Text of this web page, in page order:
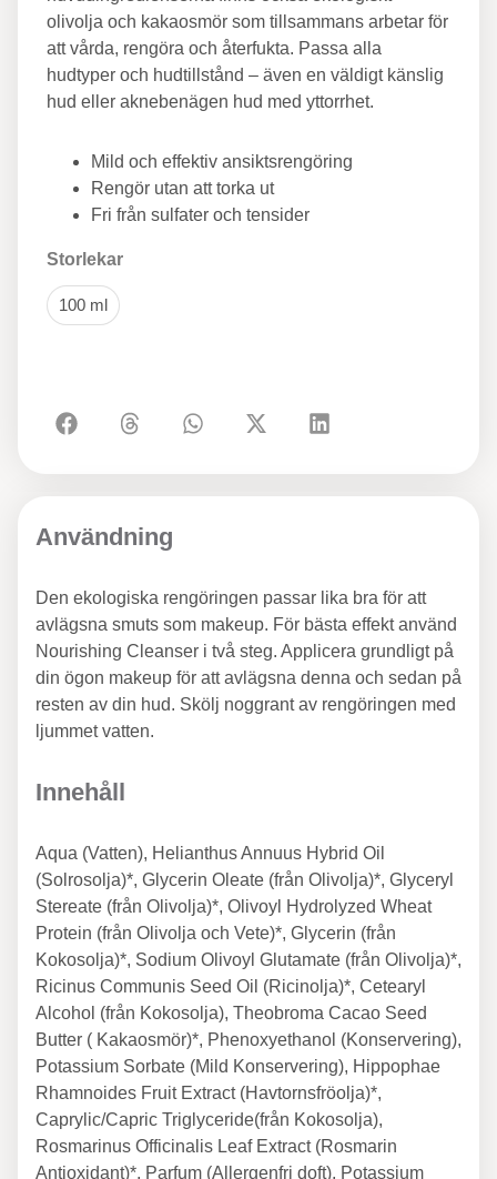
olivolja och kakaosmör som tillsammans arbetar för
att vårda, rengöra och återfukta. Passa alla
hudtyper och hudtillstånd – även en väldigt känslig
hud eller aknebenägen hud med yttorrhet.
Mild och effektiv ansiktsrengöring
Rengör utan att torka ut
Fri från sulfater och tensider
Storlekar
100 ml
Användning
Den ekologiska rengöringen passar lika bra för att
avlägsna smuts som makeup. För bästa effekt använd
Nourishing Cleanser i två steg. Applicera grundligt på
din ögon makeup för att avlägsna denna och sedan på
resten av din hud. Skölj noggrant av rengöringen med
ljummet vatten.
Innehåll
Aqua (Vatten), Helianthus Annuus Hybrid Oil
(Solrosolja)*, Glycerin Oleate (från Olivolja)*, Glyceryl
Stereate (från Olivolja)*, Olivoyl Hydrolyzed Wheat
Protein (från Olivolja och Vete)*, Glycerin (från
Kokosolja)*, Sodium Olivoyl Glutamate (från Olivolja)*,
Ricinus Communis Seed Oil (Ricinolja)*, Cetearyl
Alcohol (från Kokosolja), Theobroma Cacao Seed
Butter ( Kakaosmör)*, Phenoxyethanol (Konservering),
Potassium Sorbate (Mild Konservering), Hippophae
Rhamnoides Fruit Extract (Havtornsfröolja)*,
Caprylic/Capric Triglyceride(från Kokosolja),
Rosmarinus Officinalis Leaf Extract (Rosmarin
Antioxidant)*, Parfum (Allergenfri doft), Potassium